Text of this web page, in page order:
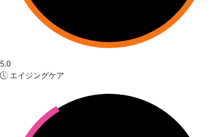
5.0
エイジングケア